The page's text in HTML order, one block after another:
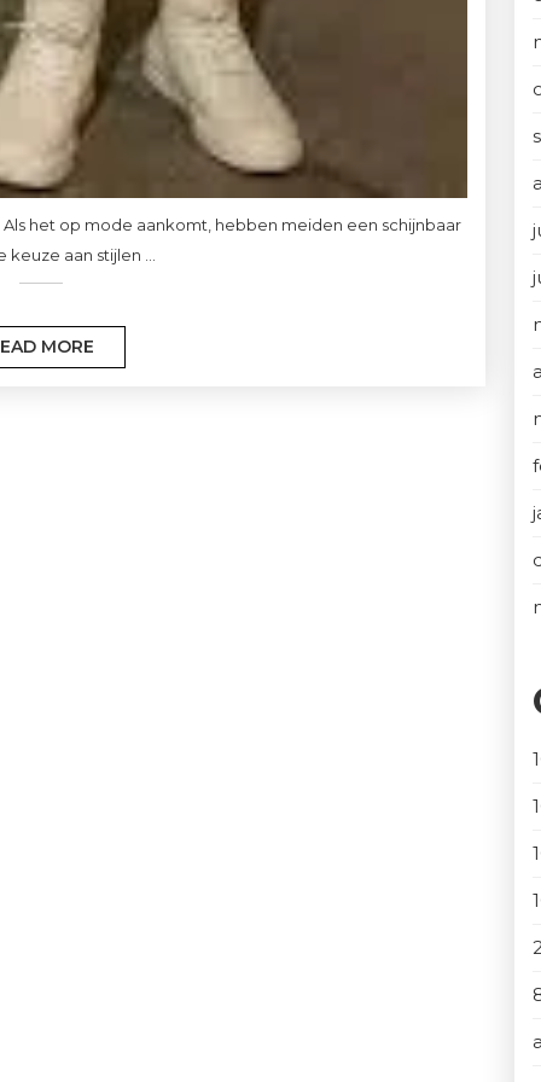
het op mode aankomt, hebben meiden een schijnbaar
aan stijlen ...
MORE